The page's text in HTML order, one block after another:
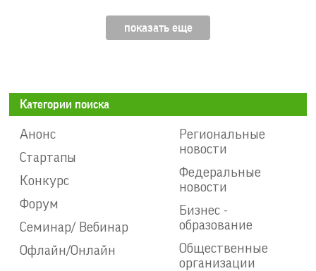
показать еще
Категории поиска
Анонс
Стартапы
Конкурс
Форум
Семинар/ Вебинар
Офлайн/Онлайн
Региональные
новости
Федеральные
новости
Бизнес -
образование
Общественные
организации